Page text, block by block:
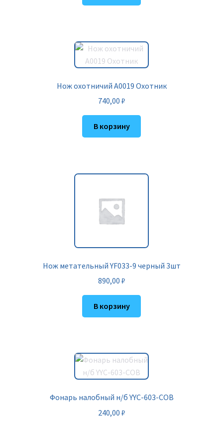
Нож охотничий A0019 Охотник
740,00 ₽
В корзину
Нож метательный YF033-9 черный 3шт
890,00 ₽
В корзину
Фонарь налобный н/б YYC-603-COB
240,00 ₽